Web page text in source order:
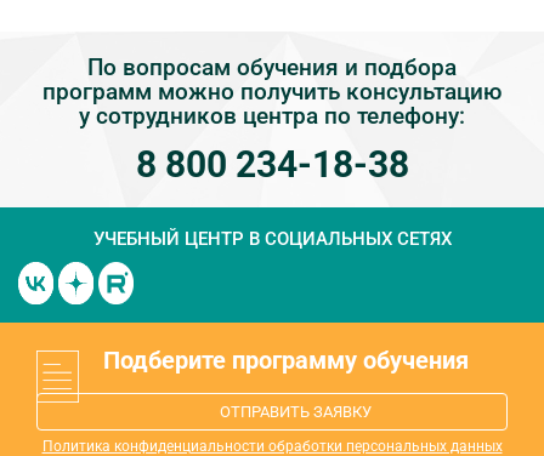
По вопросам обучения и подбора
программ можно получить консультацию
у сотрудников центра по телефону:
8 800 234-18-38
УЧЕБНЫЙ ЦЕНТР В СОЦИАЛЬНЫХ СЕТЯХ
Подберите программу обучения
ОТПРАВИТЬ ЗАЯВКУ
Политика конфиденциальности обработки персональных данных